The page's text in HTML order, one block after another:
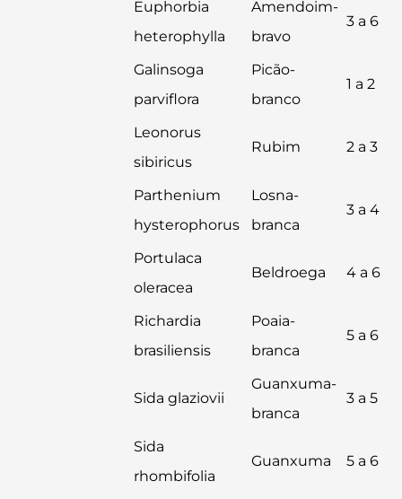
Euphorbia
heterophylla
Amendoim-
bravo
3 a 6
Galinsoga
parviflora
Picão-
branco
1 a 2
Leonorus
sibiricus
Rubim 2 a 3
Parthenium
hysterophorus
Losna-
branca
3 a 4
Portulaca
oleracea
Beldroega 4 a 6
Richardia
brasiliensis
Poaia-
branca
5 a 6
Sida glaziovii
Guanxuma-
branca
3 a 5
Sida
rhombifolia
Guanxuma 5 a 6